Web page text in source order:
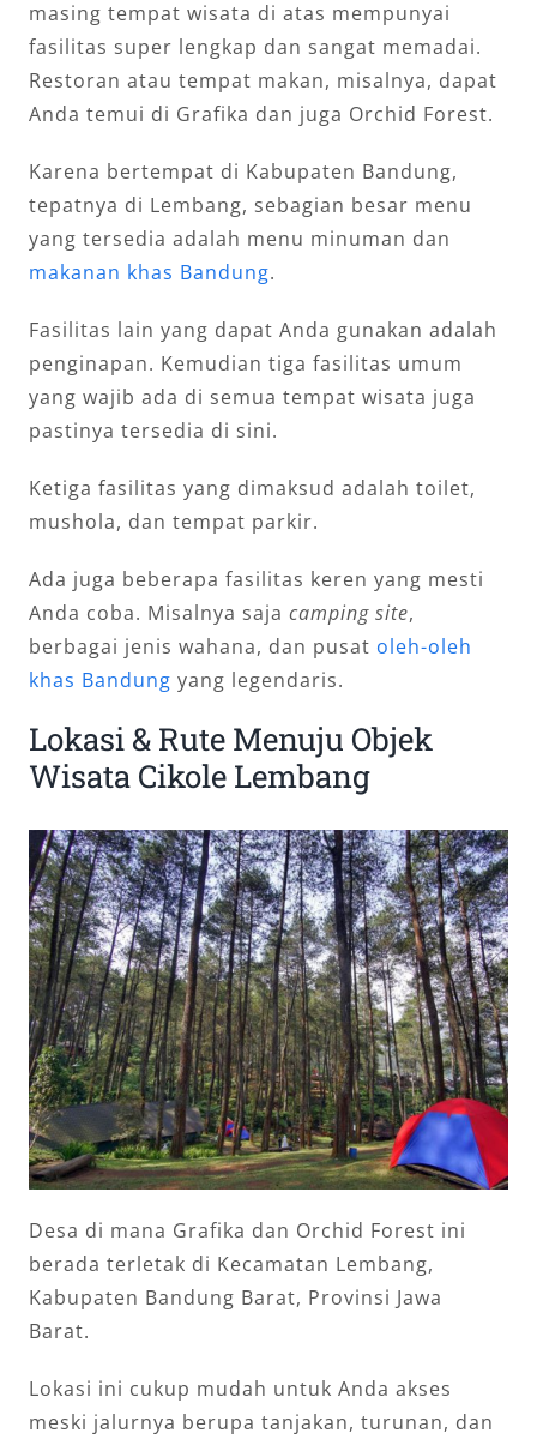
masing tempat wisata di atas mempunyai
fasilitas super lengkap dan sangat memadai.
Restoran atau tempat makan, misalnya, dapat
Anda temui di Grafika dan juga Orchid Forest.
Karena bertempat di Kabupaten Bandung,
tepatnya di Lembang, sebagian besar menu
yang tersedia adalah menu minuman dan
makanan khas Bandung.
Fasilitas lain yang dapat Anda gunakan adalah
penginapan. Kemudian tiga fasilitas umum
yang wajib ada di semua tempat wisata juga
pastinya tersedia di sini.
Ketiga fasilitas yang dimaksud adalah toilet,
mushola, dan tempat parkir.
Ada juga beberapa fasilitas keren yang mesti
Anda coba. Misalnya saja camping site,
berbagai jenis wahana, dan pusat oleh-oleh
khas Bandung yang legendaris.
Lokasi & Rute Menuju Objek
Wisata Cikole Lembang
Desa di mana Grafika dan Orchid Forest ini
berada terletak di Kecamatan Lembang,
Kabupaten Bandung Barat, Provinsi Jawa
Barat.
Lokasi ini cukup mudah untuk Anda akses
meski jalurnya berupa tanjakan, turunan, dan